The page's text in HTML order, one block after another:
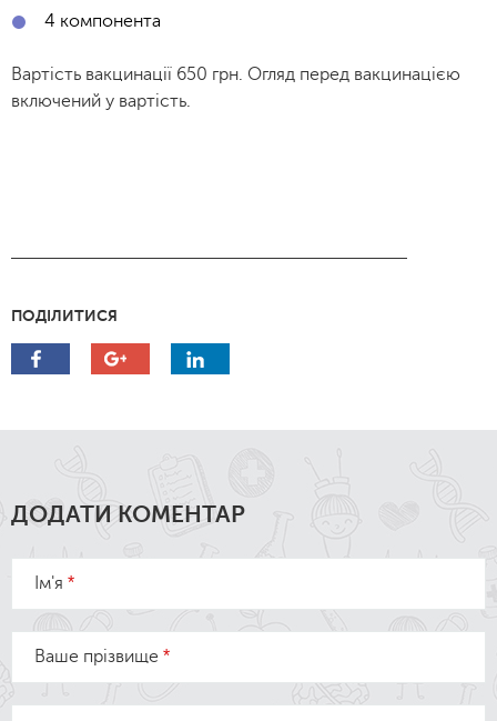
4 компонента
Вартість вакцинації 650 грн. Огляд перед вакцинацією
включений у вартість.
ПОДІЛИТИСЯ
ДОДАТИ КОМЕНТАР
Ім'я *
Ваше прізвище *